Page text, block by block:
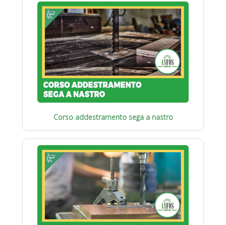
Corso addestramento sega a nastro